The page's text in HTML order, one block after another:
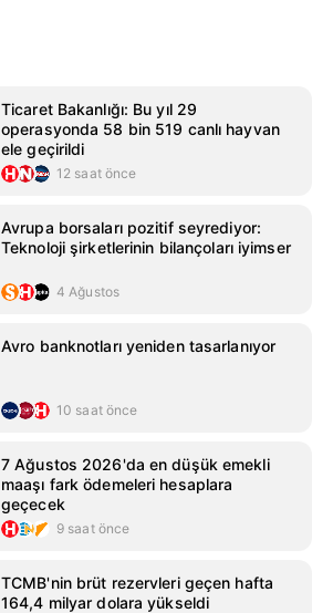
Ticaret Bakanlığı: Bu yıl 29
operasyonda 58 bin 519 canlı hayvan
ele geçirildi
12 saat önce
Avrupa borsaları pozitif seyrediyor:
Teknoloji şirketlerinin bilançoları iyimser
4 Ağustos
Avro banknotları yeniden tasarlanıyor
10 saat önce
7 Ağustos 2026'da en düşük emekli
maaşı fark ödemeleri hesaplara
geçecek
9 saat önce
TCMB'nin brüt rezervleri geçen hafta
164,4 milyar dolara yükseldi